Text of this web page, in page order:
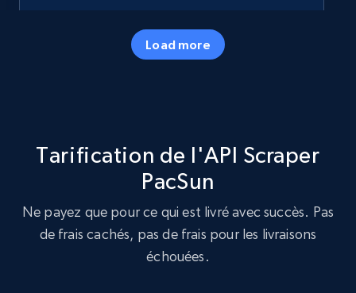
5.7K+ Essai gratuit
Title, Seller name, Brand, Description, Initial
price, Currency, Availability, Reviews count, and
35.3K+ 5.7K+ Essai gratuit
Load more
Tarification de l'API Scraper
PacSun
Ne payez que pour ce qui est livré avec succès. Pas
de frais cachés, pas de frais pour les livraisons
échouées.